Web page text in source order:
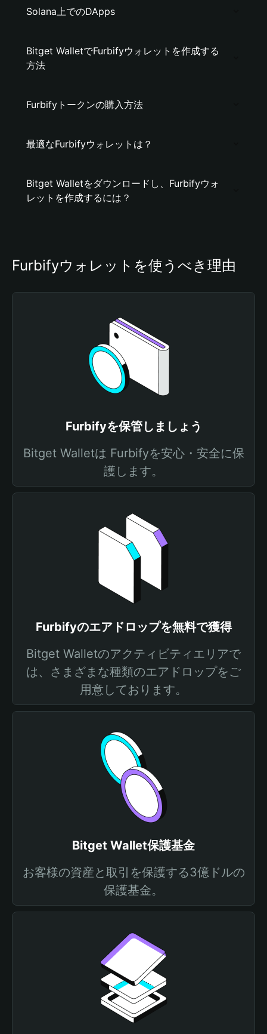
Solana上でのDApps
Bitget WalletでFurbifyウォレットを作成する
方法
Furbifyトークンの購入方法
最適なFurbifyウォレットは？
Bitget Walletをダウンロードし、Furbifyウォ
レットを作成するには？
Furbifyウォレットを使うべき理由
Furbifyを保管しましょう
Bitget Walletは Furbifyを安心・安全に保
護します。
Furbifyのエアドロップを無料で獲得
Bitget Walletのアクティビティエリアで
は、さまざまな種類のエアドロップをご
用意しております。
Bitget Wallet保護基金
お客様の資産と取引を保護する3億ドルの
保護基金。